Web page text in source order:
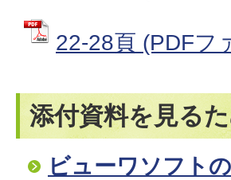
22-28頁 (PDFフ
添付資料を見る
ビューワソフト